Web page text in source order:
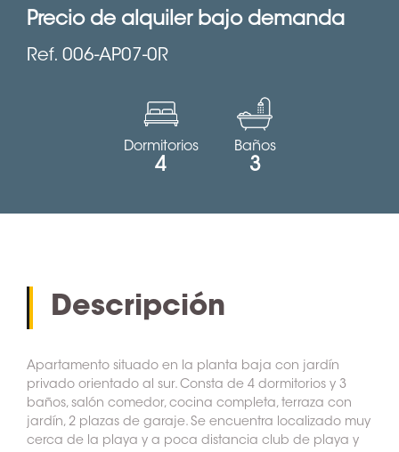
Precio de alquiler bajo demanda
Ref. 006-AP07-0R
Dormitorios
4
Baños
3
Descripción
Apartamento situado en la planta baja con jardín
privado orientado al sur. Consta de 4 dormitorios y 3
baños, salón comedor, cocina completa, terraza con
jardín, 2 plazas de garaje. Se encuentra localizado muy
cerca de la playa y a poca distancia club de playa y